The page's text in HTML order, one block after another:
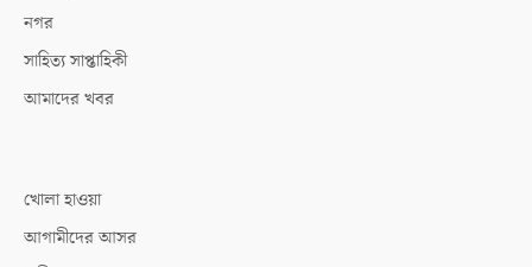
নগর
সাহিত্য সাপ্তাহিকী
আমাদের খবর
খোলা হাওয়া
আগামীদের আসর